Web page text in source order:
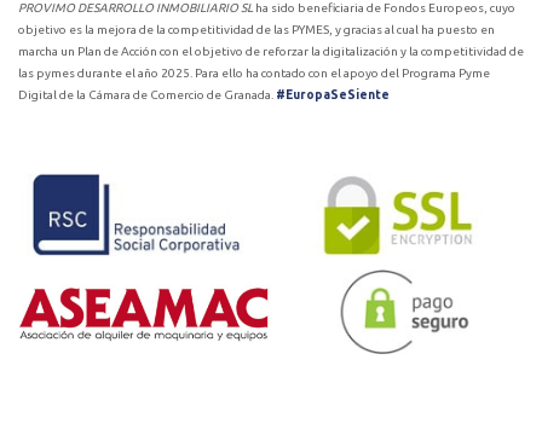
PROVIMO DESARROLLO INMOBILIARIO SL ha sido beneficiaria de Fondos Europeos, cuyo
objetivo es la mejora de la competitividad de las PYMES, y gracias al cual ha puesto en
marcha un Plan de Acción con el objetivo de reforzar la digitalización y la competitividad de
las pymes durante el año 2025. Para ello ha contado con el apoyo del Programa Pyme
Digital de la Cámara de Comercio de Granada. #EuropaSeSiente